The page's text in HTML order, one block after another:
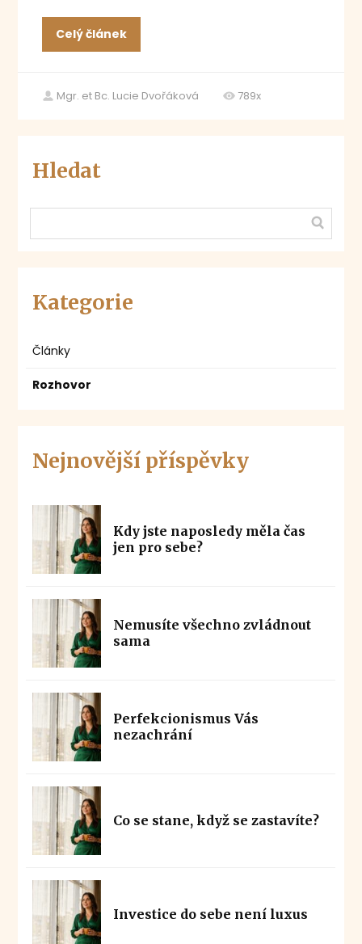
Celý článek
Mgr. et Bc. Lucie Dvořáková 789x
Hledat
Kategorie
Články
Rozhovor
Nejnovější příspěvky
Kdy jste naposledy měla čas
jen pro sebe?
Nemusíte všechno zvládnout
sama
Perfekcionismus Vás
nezachrání
Co se stane, když se zastavíte?
Investice do sebe není luxus